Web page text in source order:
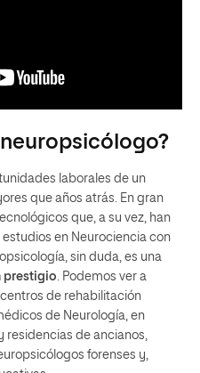
laborales de un
que años atrás. En gran
que, a su vez, han
en Neurociencia con
sin duda, es una
prestigio . Podemos ver a
de rehabilitación
de Neurología, en
residencias de ancianos,
forenses y,